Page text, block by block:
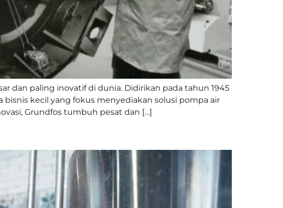
dan paling inovatif di dunia. Didirikan pada tahun 1945
kecil yang fokus menyediakan solusi pompa air
Grundfos tumbuh pesat dan […]